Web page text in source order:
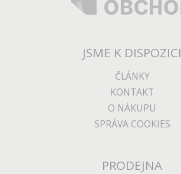
JSME K DISPOZICI
ČLÁNKY
KONTAKT
O NÁKUPU
SPRÁVA COOKIES
PRODEJNA